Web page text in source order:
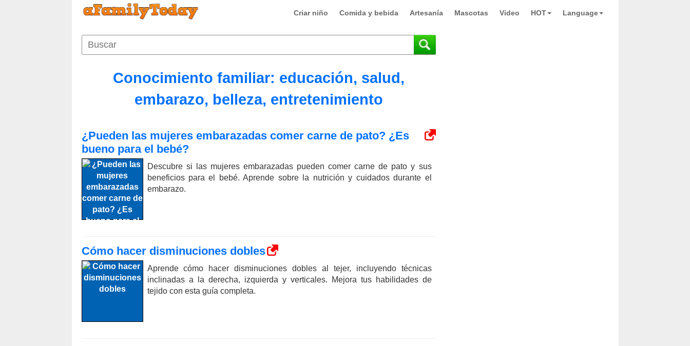
Criar niño Comida y bebida Artesanía Mascotas Video HOT Language
Conocimiento familiar: educación, salud,
embarazo, belleza, entretenimiento
¿Pueden las mujeres embarazadas comer carne de pato? ¿Es
bueno para el bebé?
Descubre si las mujeres embarazadas pueden comer carne de pato y sus
beneficios para el bebé. Aprende sobre la nutrición y cuidados durante el
embarazo.
Cómo hacer disminuciones dobles
Aprende cómo hacer disminuciones dobles al tejer, incluyendo técnicas
inclinadas a la derecha, izquierda y verticales. Mejora tus habilidades de
tejido con esta guía completa.